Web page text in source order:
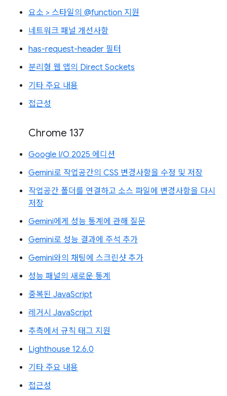
요소 > 스타일의 @function 지원
네트워크 패널 개선사항
has-request-header 필터
분리형 웹 앱의 Direct Sockets
기타 주요 내용
접근성
Chrome 137
Google I/O 2025 에디션
Gemini로 작업공간의 CSS 변경사항을 수정 및 저장
작업공간 폴더를 연결하고 소스 파일에 변경사항을 다시
저장
Gemini에게 성능 통계에 관해 질문
Gemini로 성능 결과에 주석 추가
Gemini와의 채팅에 스크린샷 추가
성능 패널의 새로운 통계
중복된 JavaScript
레거시 JavaScript
추측에서 규칙 태그 지원
Lighthouse 12.6.0
기타 주요 내용
접근성